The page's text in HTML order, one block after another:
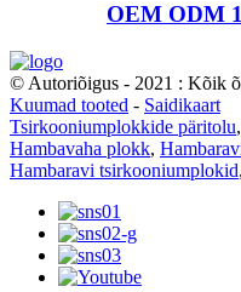
OEM ODM
© Autoriõigus - 2021 : Kõik
Kuumad tooted - Saidikaart
Tsirkooniumplokkide päritolu,
Hambavaha plokk,
Hambaravi tsirkooniumplokid,